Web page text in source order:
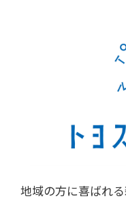
地域の方に喜ばれ